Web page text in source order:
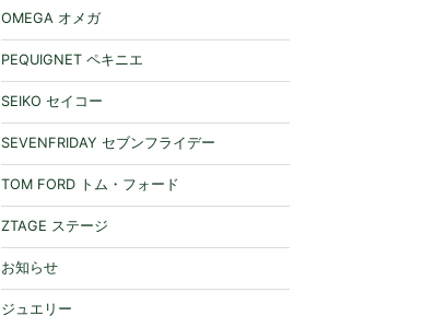
OMEGA オメガ
PEQUIGNET ペキニエ
SEIKO セイコー
SEVENFRIDAY セブンフライデー
TOM FORD トム・フォード
ZTAGE ステージ
お知らせ
ジュエリー